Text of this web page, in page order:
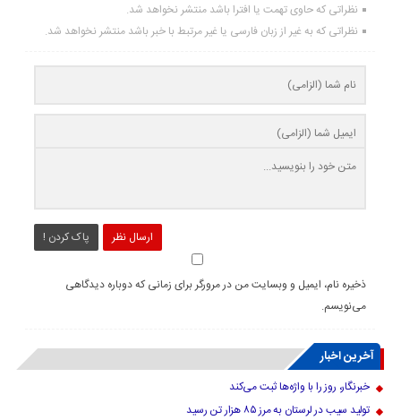
نظراتی که حاوی تهمت یا افترا باشد منتشر نخواهد شد.
نظراتی که به غیر از زبان فارسی یا غیر مرتبط با خبر باشد منتشر نخواهد شد.
ارسال نظر پاک کردن !
ذخیره نام، ایمیل و وبسایت من در مرورگر برای زمانی که دوباره دیدگاهی
می‌نویسم.
آخرین اخبار
خبرنگار، روز را با واژه‌ها ثبت می‌کند
تولید سیب در لرستان به مرز ۸۵ هزار تن رسید